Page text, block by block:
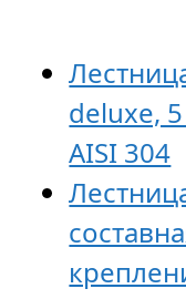
deluxe,
AISI 304